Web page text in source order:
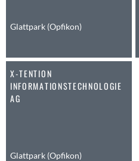
Anwil
Au SG
Baar
Baden
Balsthal
Bassersdorf
Glattpark (Opfikon)
X-TENTION
INFORMATIONSTECHNOLOGIE
AG
Glattpark (Opfikon)